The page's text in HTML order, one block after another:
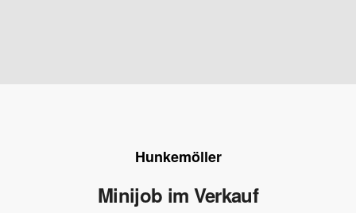
Hunkemöller
Minijob im Verkauf